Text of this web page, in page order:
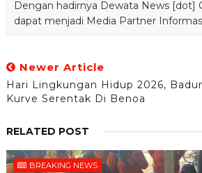
Dengan hadirnya Dewata News [dot]
dapat menjadi Media Partner
Newer Article
Hari Lingkungan Hidup 2026,
Kurve Serentak Di Benoa
RELATED POST
BREAKING NEWS